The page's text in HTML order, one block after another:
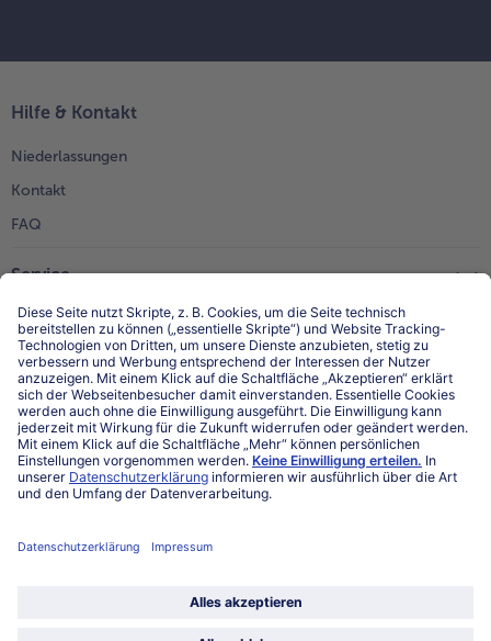
Hilfe & Kontakt
Niederlassungen
Kontakt
FAQ
Service
Unternehmen
Über uns